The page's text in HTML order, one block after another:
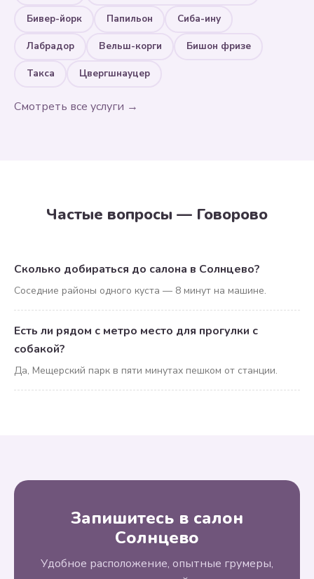
Бивер-йорк Папильон Сиба-ину
Лабрадор Вельш-корги Бишон фризе
Такса Цвергшнауцер
Смотреть все услуги →
Частые вопросы — Говорово
Сколько добираться до салона в Солнцево?
Соседние районы одного куста — 8 минут на машине.
Есть ли рядом с метро место для прогулки с
собакой?
Да, Мещерский парк в пяти минутах пешком от станции.
Запишитесь в салон
Солнцево
Удобное расположение, опытные грумеры,